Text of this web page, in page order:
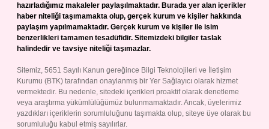
hazırladığımız makaleler paylaşılmaktadır. Burada yer alan içerikler
haber niteliği taşımamakta olup, gerçek kurum ve kişiler hakkında
paylaşım yapılmamaktadır. Gerçek kurum ve kişiler ile isim
benzerlikleri tamamen tesadüfidir. Sitemizdeki bilgiler taslak
halindedir ve tavsiye niteliği taşımazlar.
Sitemiz, 5651 Sayılı Kanun gereğince Bilgi Teknolojileri ve İletişim
Kurumu (BTK) tarafından onaylanmış bir Yer Sağlayıcı olarak hizmet
vermektedir. Bu nedenle, sitedeki içerikleri proaktif olarak denetleme
veya araştırma yükümlülüğümüz bulunmamaktadır. Ancak, üyelerimiz
yazdıkları içeriklerin sorumluluğunu taşımakta olup, siteye üye olarak bu
sorumluluğu kabul etmiş sayılırlar.